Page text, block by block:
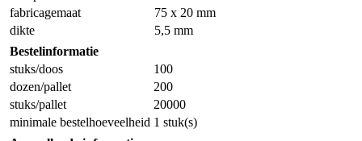
fabricagemaat
75 x 20 mm
dikte
5,5 mm
Bestelinformatie
stuks/doos
100
dozen/pallet
200
stuks/pallet
20000
minimale bestelhoeveelheid 1 stuk(s)